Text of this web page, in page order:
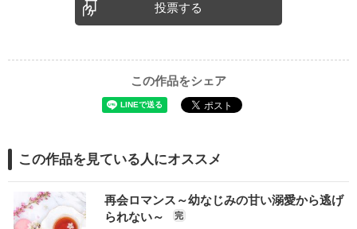
投票する
この作品をシェア
この作品を見ている人にオススメ
再会ロマンス～幼なじみの甘い溺愛から逃げ
られない～
完